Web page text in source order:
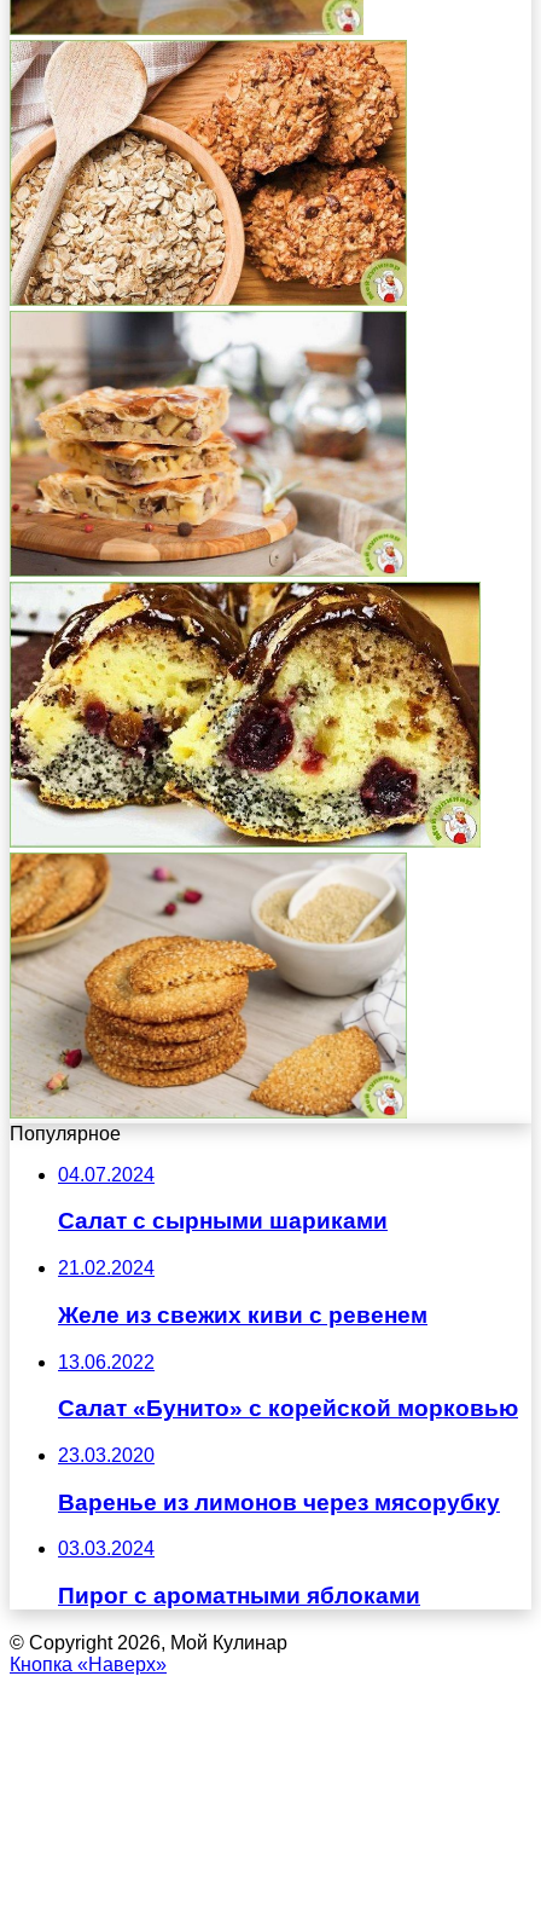
Популярное
04.07.2024
Салат с сырными шариками
21.02.2024
Желе из свежих киви с ревенем
13.06.2022
Салат «Бунито» с корейской морковью
23.03.2020
Варенье из лимонов через мясорубку
03.03.2024
Пирог с ароматными яблоками
© Copyright 2026, Мой Кулинар
Кнопка «Наверх»